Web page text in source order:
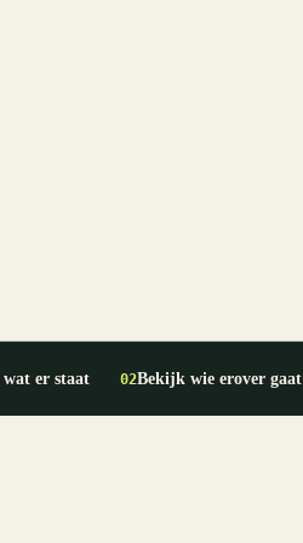
wat er staat 02Bekijk wie erover gaat